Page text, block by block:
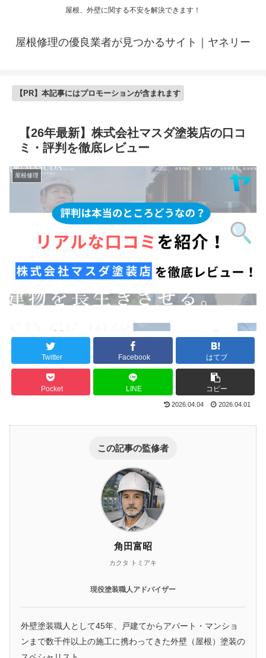
屋根、外壁に関する不安を解決できます！
屋根修理の優良業者が見つかるサイト｜ヤネリー
【PR】本記事にはプロモーションが含まれます
【26年最新】株式会社マスダ塗装店の口コ
ミ・評判を徹底レビュー
屋根修理
Twitter Facebook はてブ
Pocket LINE コピー
2026.04.04 2026.04.01
この記事の監修者
角田富昭
カクタ トミアキ
現役塗装職人アドバイザー
外壁塗装職人として45年、戸建てからアパート・マンショ
ンまで数千件以上の施工に携わってきた外壁（屋根）塗装の